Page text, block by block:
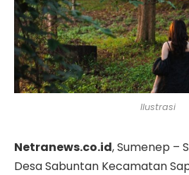
Ilustrasi
Netranews.co.id, Sumenep –
Desa Sabuntan Kecamatan